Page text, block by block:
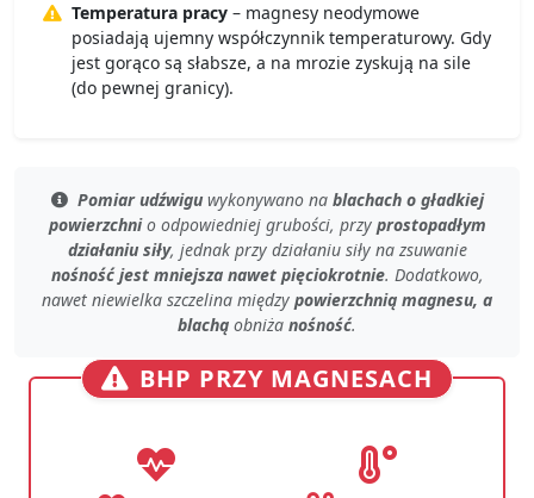
Temperatura pracy – magnesy neodymowe
posiadają ujemny współczynnik temperaturowy. Gdy
jest gorąco są słabsze, a na mrozie zyskują na sile
(do pewnej granicy).
Pomiar udźwiguwykonywano na blachach o gładkiej
powierzchnio odpowiedniej grubości, przy prostopadłym
działaniu siły, jednak przy działaniu siły na zsuwanie
nośność jest mniejsza nawet pięciokrotnie. Dodatkowo,
nawet niewielka szczelina między powierzchnią magnesu, a
blachą obniża nośność.
BHP PRZY MAGNESACH